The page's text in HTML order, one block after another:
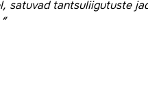
satuvad tantsuliigutuste